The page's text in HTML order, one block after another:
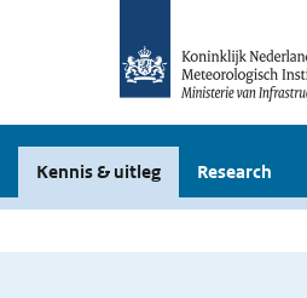
Kennis & uitleg Research